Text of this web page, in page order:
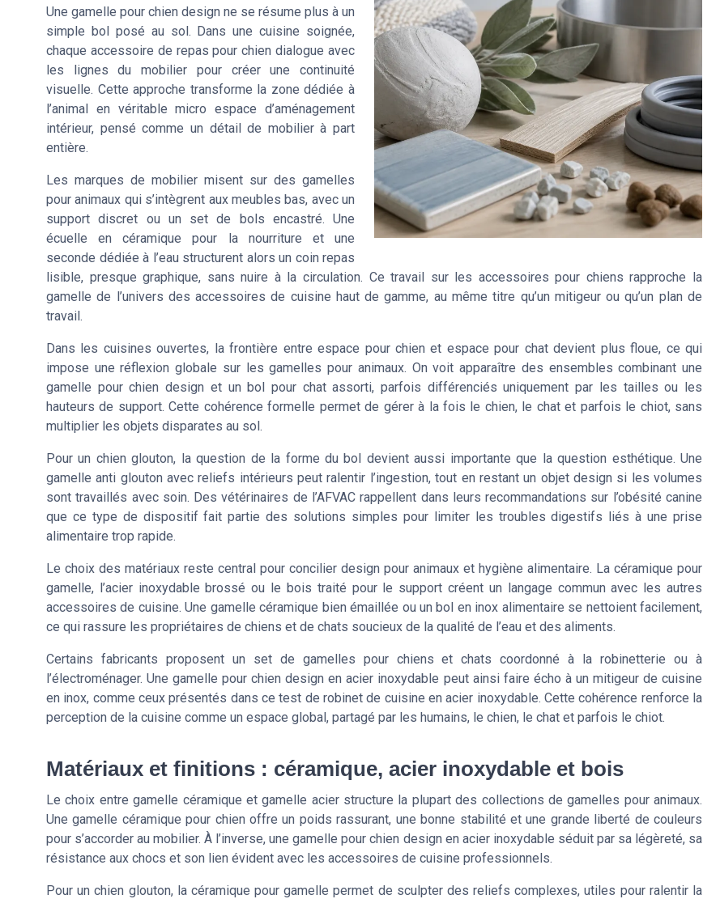
Une gamelle pour chien design ne se résume plus à un
simple bol posé au sol. Dans une cuisine soignée,
chaque accessoire de repas pour chien dialogue avec
les lignes du mobilier pour créer une continuité
visuelle. Cette approche transforme la zone dédiée à
l’animal en véritable micro espace d’aménagement
intérieur, pensé comme un détail de mobilier à part
entière.
Les marques de mobilier misent sur des gamelles
pour animaux qui s’intègrent aux meubles bas, avec un
support discret ou un set de bols encastré. Une
écuelle en céramique pour la nourriture et une
seconde dédiée à l’eau structurent alors un coin repas
lisible, presque graphique, sans nuire à la circulation. Ce travail sur les accessoires pour chiens rapproche la
gamelle de l’univers des accessoires de cuisine haut de gamme, au même titre qu’un mitigeur ou qu’un plan de
travail.
Dans les cuisines ouvertes, la frontière entre espace pour chien et espace pour chat devient plus floue, ce qui
impose une réflexion globale sur les gamelles pour animaux. On voit apparaître des ensembles combinant une
gamelle pour chien design et un bol pour chat assorti, parfois différenciés uniquement par les tailles ou les
hauteurs de support. Cette cohérence formelle permet de gérer à la fois le chien, le chat et parfois le chiot, sans
multiplier les objets disparates au sol.
Pour un chien glouton, la question de la forme du bol devient aussi importante que la question esthétique. Une
gamelle anti glouton avec reliefs intérieurs peut ralentir l’ingestion, tout en restant un objet design si les volumes
sont travaillés avec soin. Des vétérinaires de l’AFVAC rappellent dans leurs recommandations sur l’obésité canine
que ce type de dispositif fait partie des solutions simples pour limiter les troubles digestifs liés à une prise
alimentaire trop rapide.
Le choix des matériaux reste central pour concilier design pour animaux et hygiène alimentaire. La céramique pour
gamelle, l’acier inoxydable brossé ou le bois traité pour le support créent un langage commun avec les autres
accessoires de cuisine. Une gamelle céramique bien émaillée ou un bol en inox alimentaire se nettoient facilement,
ce qui rassure les propriétaires de chiens et de chats soucieux de la qualité de l’eau et des aliments.
Certains fabricants proposent un set de gamelles pour chiens et chats coordonné à la robinetterie ou à
l’électroménager. Une gamelle pour chien design en acier inoxydable peut ainsi faire écho à un mitigeur de cuisine
en inox, comme ceux présentés dans ce test de robinet de cuisine en acier inoxydable. Cette cohérence renforce la
perception de la cuisine comme un espace global, partagé par les humains, le chien, le chat et parfois le chiot.
Matériaux et finitions : céramique, acier inoxydable et bois
Le choix entre gamelle céramique et gamelle acier structure la plupart des collections de gamelles pour animaux.
Une gamelle céramique pour chien offre un poids rassurant, une bonne stabilité et une grande liberté de couleurs
pour s’accorder au mobilier. À l’inverse, une gamelle pour chien design en acier inoxydable séduit par sa légèreté, sa
résistance aux chocs et son lien évident avec les accessoires de cuisine professionnels.
Pour un chien glouton, la céramique pour gamelle permet de sculpter des reliefs complexes, utiles pour ralentir la